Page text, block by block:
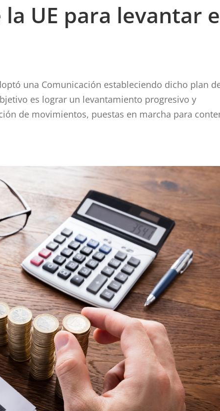
UE para levantar
una Comunicación estableciendo dicho plan
es lograr un levantamiento progresivo y
de movimientos, puestas en marcha para